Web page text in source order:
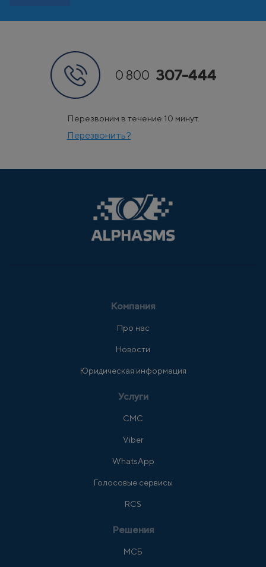
0 800 307-444
Перезвоним в течение 10 минут.
Перезвонить?
Компания
Про нас
Новости
Юридическая информация
Услуги
СМС
Viber
WhatsApp
Голосовые сервисы
RCS
Решения
МСБ